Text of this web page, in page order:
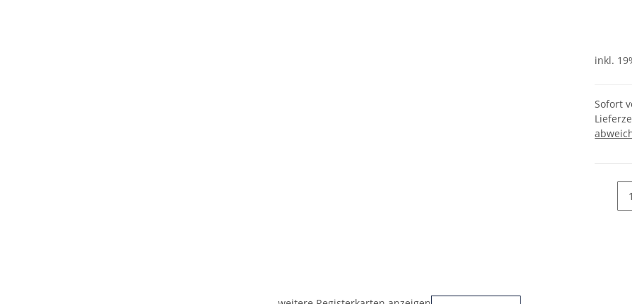
inkl.
Sofort